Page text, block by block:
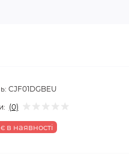
CJF01DGBEU
(0)
в наявності